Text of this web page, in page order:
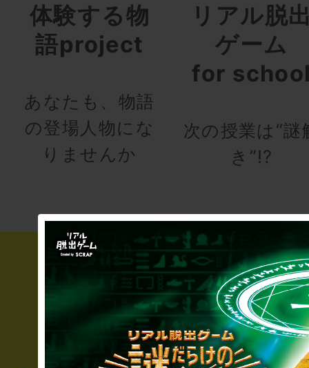
体験する物
語project
あなたも、物語
の登場人物にな
りませんか
リアル脱
ゲーム
for
次の授業は“謎
き”!?